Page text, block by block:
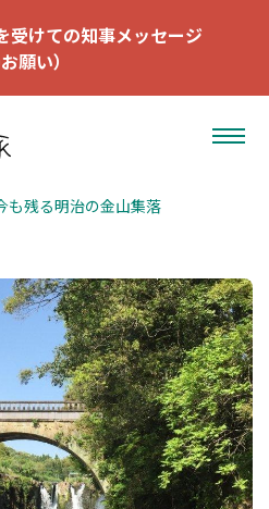
受けての知事メッセージ
願い）
も残る明治の金山集落